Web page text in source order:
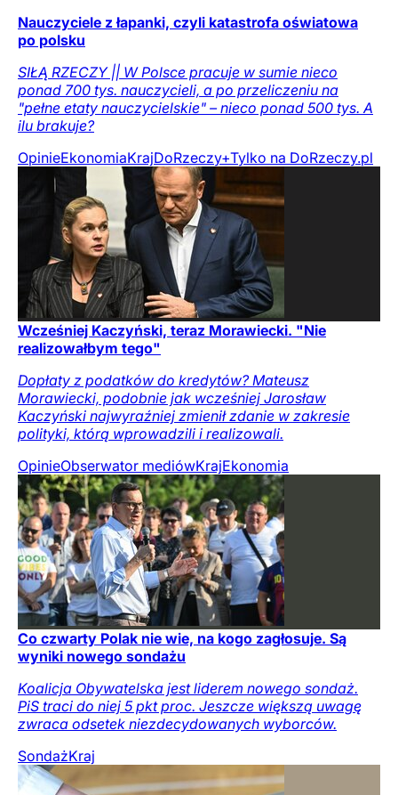
Nauczyciele z łapanki, czyli katastrofa oświatowa
po polsku
SIŁĄ RZECZY || W Polsce pracuje w sumie nieco
ponad 700 tys. nauczycieli, a po przeliczeniu na
"pełne etaty nauczycielskie" – nieco ponad 500 tys. A
ilu brakuje?
OpinieEkonomiaKrajDoRzeczy+Tylko na DoRzeczy.pl
Wcześniej Kaczyński, teraz Morawiecki. "Nie
realizowałbym tego"
Dopłaty z podatków do kredytów? Mateusz
Morawiecki, podobnie jak wcześniej Jarosław
Kaczyński najwyraźniej zmienił zdanie w zakresie
polityki, którą wprowadzili i realizowali.
OpinieObserwator mediówKrajEkonomia
Co czwarty Polak nie wie, na kogo zagłosuje. Są
wyniki nowego sondażu
Koalicja Obywatelska jest liderem nowego sondaż.
PiS traci do niej 5 pkt proc. Jeszcze większą uwagę
zwraca odsetek niezdecydowanych wyborców.
SondażKraj